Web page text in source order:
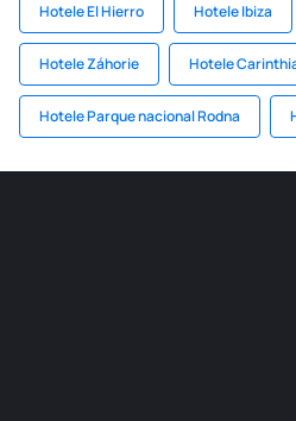
Hotele El Hierro Hotele Ibiza
Hotele Záhorie Hotele
Hotele Parque nacional Rodna